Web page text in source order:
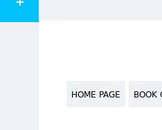
HOME PAGE BOOK